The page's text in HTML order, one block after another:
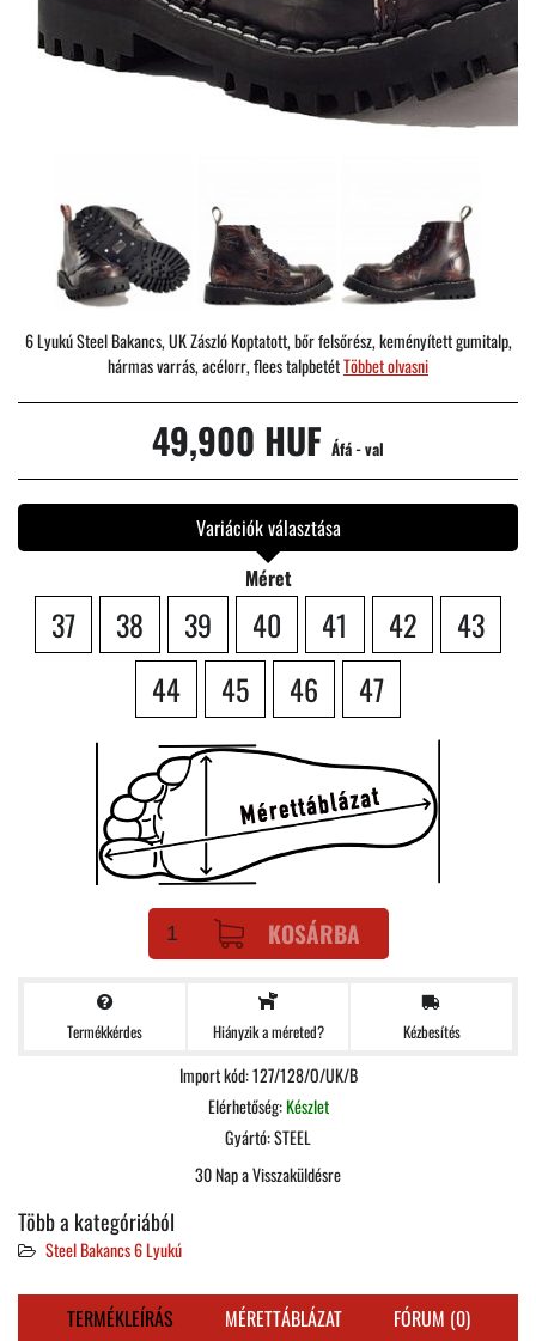
6 Lyukú Steel Bakancs, UK Zászló Koptatott, bőr felsőrész, keményített gumitalp,
hármas varrás, acélorr, flees talpbetétTöbbet olvasni
49,900 HUF Áfá - val
Variációk választása
Méret
37 38 39 40 41 42
43
44
45 46 47
KOSÁRBA
Termékkérdes Hiányzik a méreted? Kézbesítés
Import kód: 127/128/O/UK/B
Elérhetőség:Készlet
Gyártó:STEEL
30 Nap a Visszaküldésre
Több a kategóriából
Steel Bakancs 6 Lyukú
TERMÉKLEÍRÁS MÉRETTÁBLÁZAT FÓRUM (0)